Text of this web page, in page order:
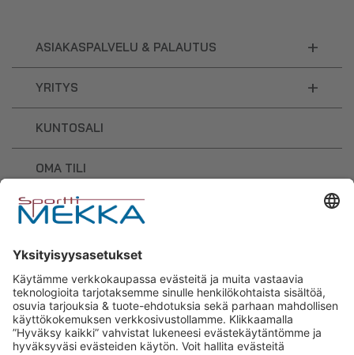
ASIAKASPALVELU & PALAUTUS +
YRITYS +
KUNTOSALI
OMA TILI
OSTOSKORI
Sporttimekka – lisäravinteiden ja
urheilutarvikkeiden osaaja